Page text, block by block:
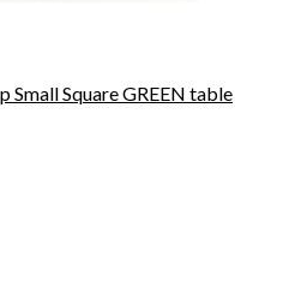
Small Square GREEN table